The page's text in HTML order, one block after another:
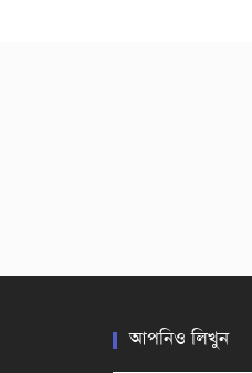
আপনিও লিখুন